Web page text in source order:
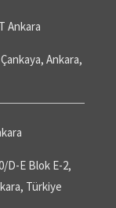
Ankara
Ankara,
D-E Blok E-2,
Türkiye